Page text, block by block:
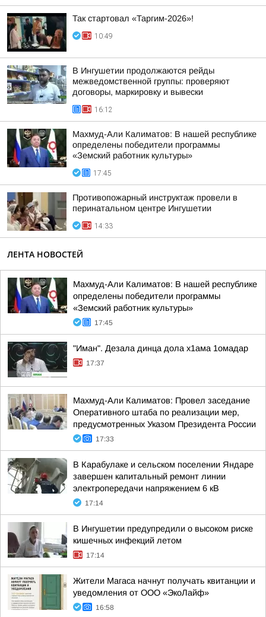
Так стартовал «Таргим-2026»!
10:49
В Ингушетии продолжаются рейды
межведомственной группы: проверяют
договоры, маркировку и вывески
16:12
Махмуд-Али Калиматов: В нашей республике
определены победители программы
«Земский работник культуры»
17:45
Противопожарный инструктаж провели в
перинатальном центре Ингушетии
14:33
ЛЕНТА НОВОСТЕЙ
Махмуд-Али Калиматов: В нашей республике
определены победители программы
«Земский работник культуры»
17:45
"Иман". Дезала динца дола х1ама 1омадар
17:37
Махмуд-Али Калиматов: Провел заседание
Оперативного штаба по реализации мер,
предусмотренных Указом Президента России
17:33
В Карабулаке и сельском поселении Яндаре
завершен капитальный ремонт линии
электропередачи напряжением 6 кВ
17:14
В Ингушетии предупредили о высоком риске
кишечных инфекций летом
17:14
Жители Магаса начнут получать квитанции и
уведомления от ООО «ЭкоЛайф»
16:58